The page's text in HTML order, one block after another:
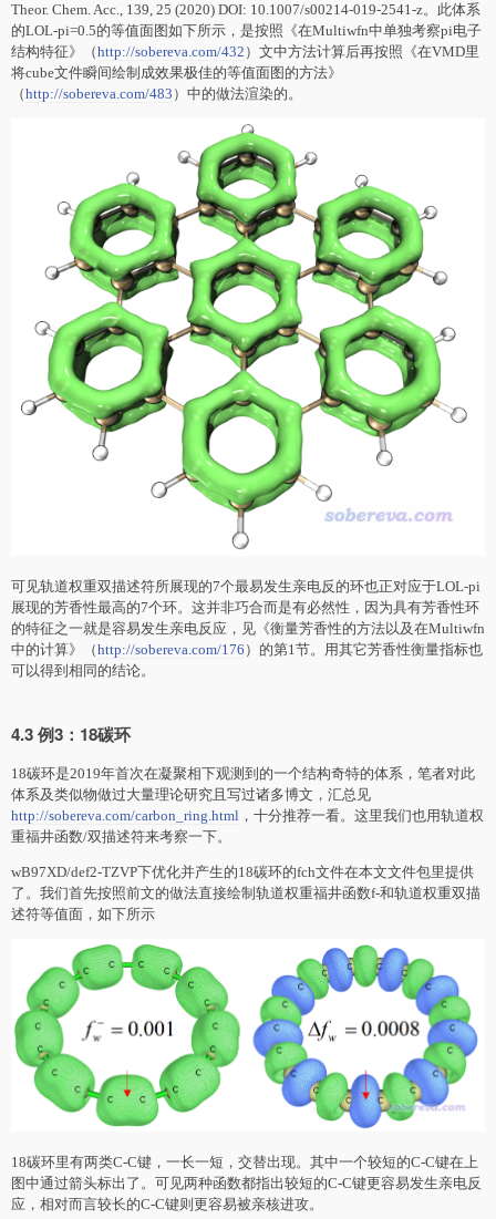
Theor. Chem. Acc., 139, 25 (2020) DOI: 10.1007/s00214-019-2541-z。此体系
的LOL-pi=0.5的等值面图如下所示，是按照《在Multiwfn中单独考察pi电子
结构特征》（http://sobereva.com/432 ）文中方法计算后再按照《在VMD里
将cube文件瞬间绘制成效果极佳的等值面图的方法》
（http://sobereva.com/483 ）中的做法渲染的。
可见轨道权重双描述符所展现的7个最易发生亲电反的环也正对应于LOL-pi
展现的芳香性最高的7个环。这并非巧合而是有必然性，因为具有芳香性环
的特征之一就是容易发生亲电反应，见《衡量芳香性的方法以及在Multiwfn
中的计算》（http://sobereva.com/176 ）的第1节。用其它芳香性衡量指标也
可以得到相同的结论。
4.3 例3：18碳环
18碳环是2019年首次在凝聚相下观测到的一个结构奇特的体系，笔者对此
体系及类似物做过大量理论研究且写过诸多博文，汇总见
http://sobereva.com/carbon_ring.html ，十分推荐一看。这里我们也用轨道权
重福井函数/双描述符来考察一下。
wB97XD/def2-TZVP下优化并产生的18碳环的fch文件在本文文件包里提供
了。我们首先按照前文的做法直接绘制轨道权重福井函数f-和轨道权重双描
述符等值面，如下所示
18碳环里有两类C-C键，一长一短，交替出现。其中一个较短的C-C键在上
图中通过箭头标出了。可见两种函数都指出较短的C-C键更容易发生亲电反
应，相对而言较长的C-C键则更容易被亲核进攻。